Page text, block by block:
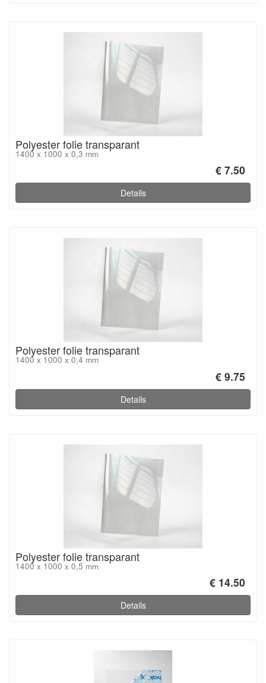
Polyester folie transparant
1400 x 1000 x 0,3 mm
€ 7.50
Details
Polyester folie transparant
1400 x 1000 x 0,4 mm
€ 9.75
Details
Polyester folie transparant
1400 x 1000 x 0,5 mm
€ 14.50
Details